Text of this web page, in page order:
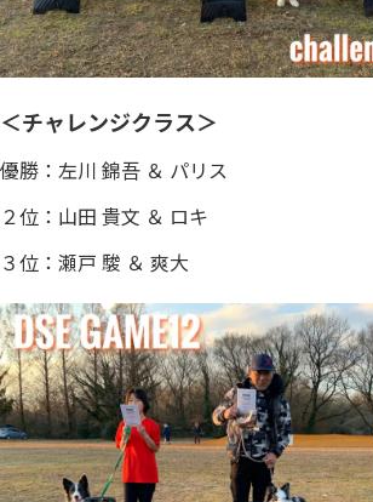
＜チャレンジクラス＞
優勝：左川 錦吾 ＆ パリス
２位：山田 貴文 ＆ ロキ
３位：瀬戸 駿 ＆ 爽大